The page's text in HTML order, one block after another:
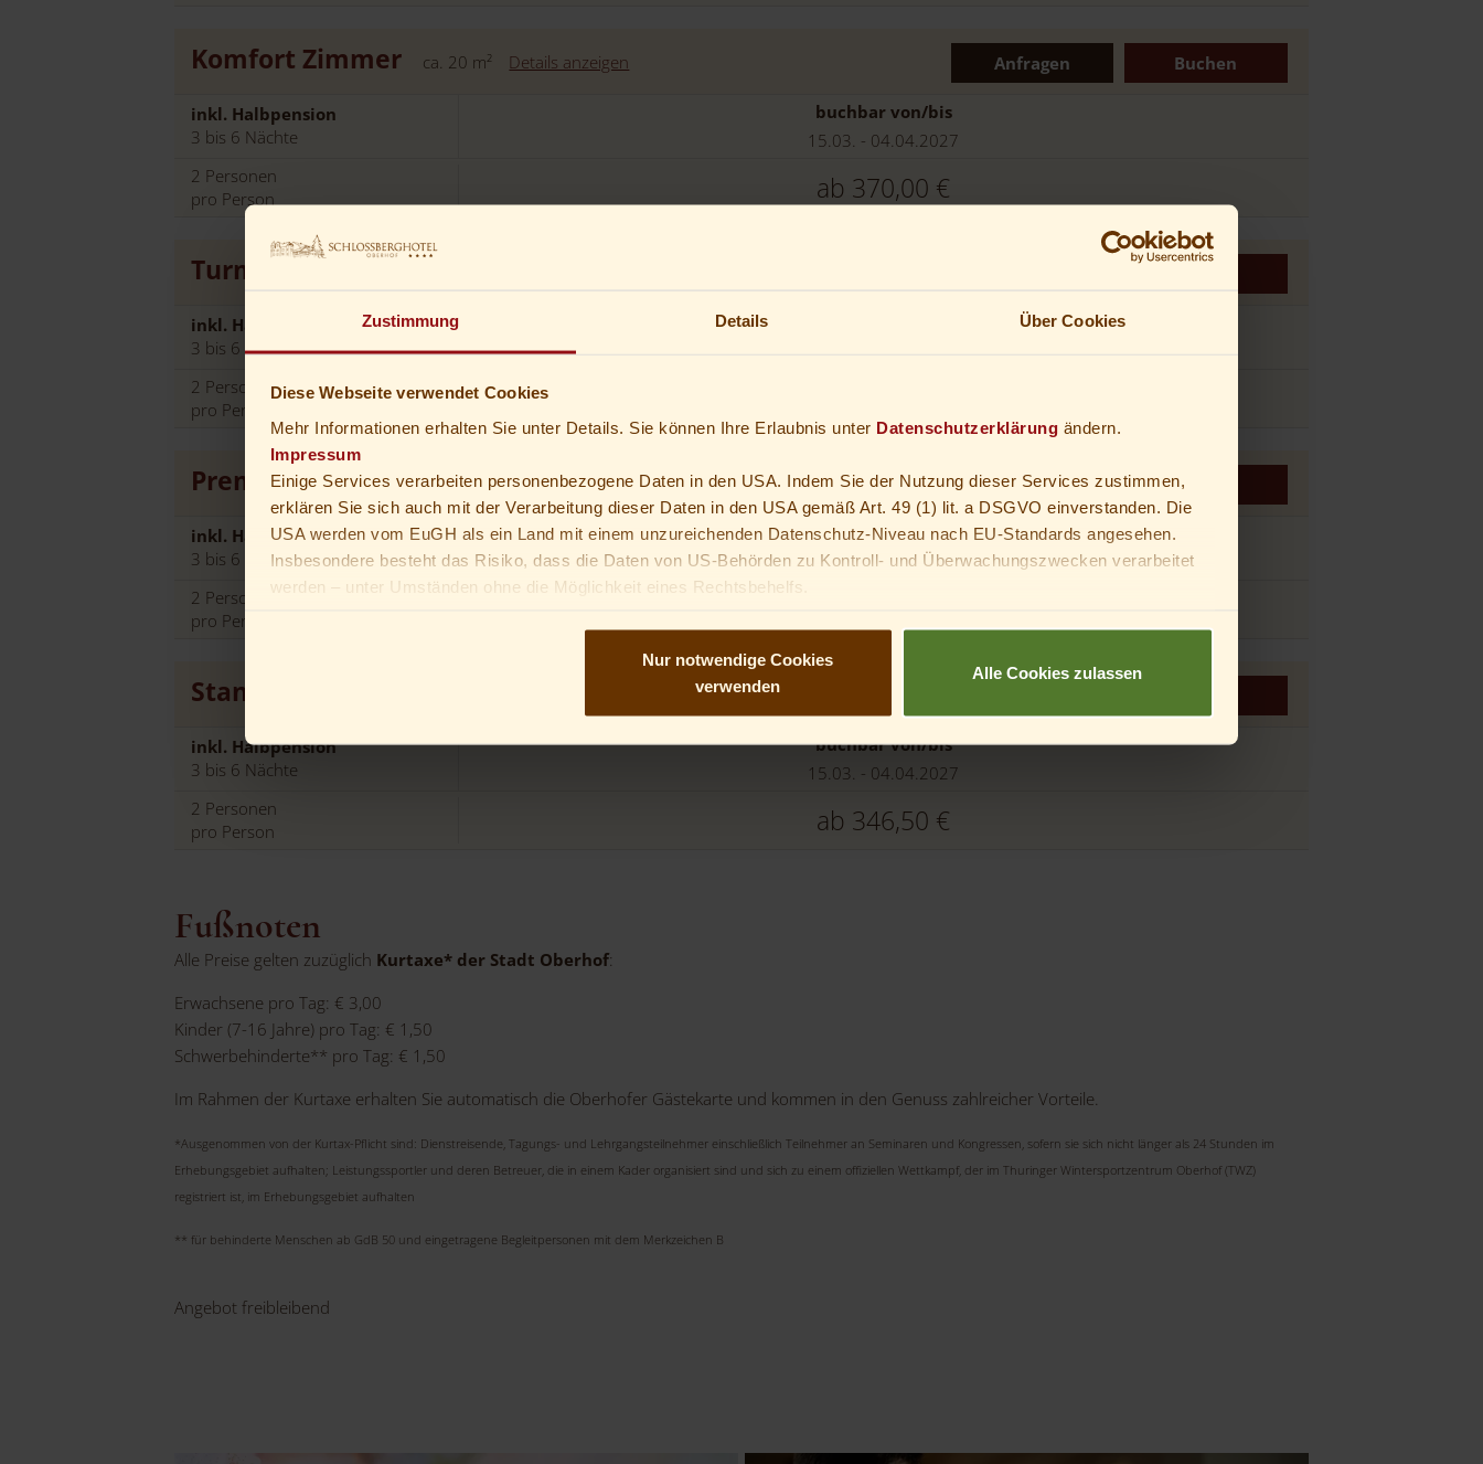
Zustimmung Details Über Cookies
Diese Webseite verwendet Cookies
Mehr Informationen erhalten Sie unter Details. Sie können Ihre Erlaubnis unter Datenschutzerklärung ändern.
Impressum
Einige Services verarbeiten personenbezogene Daten in den USA. Indem Sie der Nutzung dieser Services zustimmen,
erklären Sie sich auch mit der Verarbeitung dieser Daten in den USA gemäß Art. 49 (1) lit. a DSGVO einverstanden. Die
USA werden vom EuGH als ein Land mit einem unzureichenden Datenschutz-Niveau nach EU-Standards angesehen.
Insbesondere besteht das Risiko, dass die Daten von US-Behörden zu Kontroll- und Überwachungszwecken verarbeitet
werden – unter Umständen ohne die Möglichkeit eines Rechtsbehelfs.
Nur notwendige Cookies
verwenden
Alle Cookies zulassen
Komfort Zimmer ca. 20 m² Details anzeigen Anfragen Buchen
inkl. Halbpension
3 bis 6 Nächte
buchbar von/bis
15.03. - 04.04.2027
2 Personen
pro Person
ab 370,00 €
Turmzimmer
inkl. Halbpension
3 bis 6 Nächte
2 Personen
pro Person
Premium Zimmer ca. 24 m² Details anzeigen Anfragen Buchen
inkl. Halbpension
3 bis 6 Nächte
buchbar von/bis
15.03. - 04.04.2027
2 Personen
pro Person
Standard Familienzimmer Details anzeigen
inkl. Halbpension
3 bis 6 Nächte
buchbar von/bis
15.03. - 04.04.2027
2 Personen
pro Person
ab 346,50 €
Fußnoten
Alle Preise gelten zuzüglich Kurtaxe* der Stadt Oberhof:
Erwachsene pro Tag: € 3,00
Kinder (7-16 Jahre) pro Tag: € 1,50
Schwerbehinderte** pro Tag: € 1,50
Im Rahmen der Kurtaxe erhalten Sie automatisch die Oberhofer Gästekarte und kommen in den Genuss zahlreicher Vorteile.
*Ausgenommen von der Kurtax-Pflicht sind: Dienstreisende, Tagungs- und Lehrgangsteilnehmer einschließlich Teilnehmer an Seminaren und Kongressen, sofern sie sich nicht länger als 24 Stunden im
Erhebungsgebiet aufhalten; Leistungssportler und deren Betreuer, die in einem Kader organisiert sind und sich zu einem offiziellen Wettkampf, der im Thuringer Wintersportzentrum Oberhof (TWZ)
registriert ist, im Erhebungsgebiet aufhalten
** für behinderte Menschen ab GdB 50 und eingetragene Begleitpersonen mit dem Merkzeichen B
Angebot freibleibend